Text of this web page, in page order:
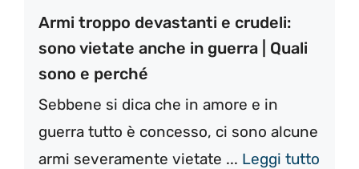
Armi troppo devastanti e crudeli:
sono vietate anche in guerra | Quali
sono e perché
Sebbene si dica che in amore e in
guerra tutto è concesso, ci sono alcune
armi severamente vietate ... Leggi tutto